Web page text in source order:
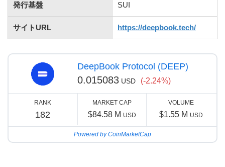
発行基盤 SUI
サイトURL https://deepbook.tech/
DeepBook Protocol (DEEP)
0.015083 USD (-2.24%)
RANK
182
MARKET CAP
$84.58 M USD
VOLUME
$1.55 M USD
Powered by CoinMarketCap